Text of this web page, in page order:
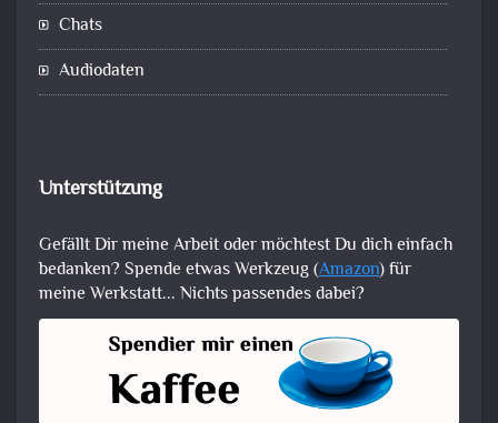
Chats
Audiodaten
Unterstützung
Gefällt Dir meine Arbeit oder möchtest Du dich einfach
bedanken? Spende etwas Werkzeug (Amazon) für
meine Werkstatt... Nichts passendes dabei?